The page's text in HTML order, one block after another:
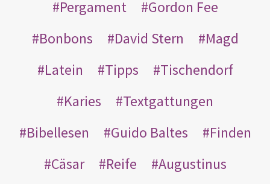
Pergament
Gordon Fee
Bonbons
David Stern
Magd
Latein
Tipps
Tischendorf
Karies
Textgattungen
Bibellesen
Guido Baltes
Finden
Cäsar
Reife
Augustinus